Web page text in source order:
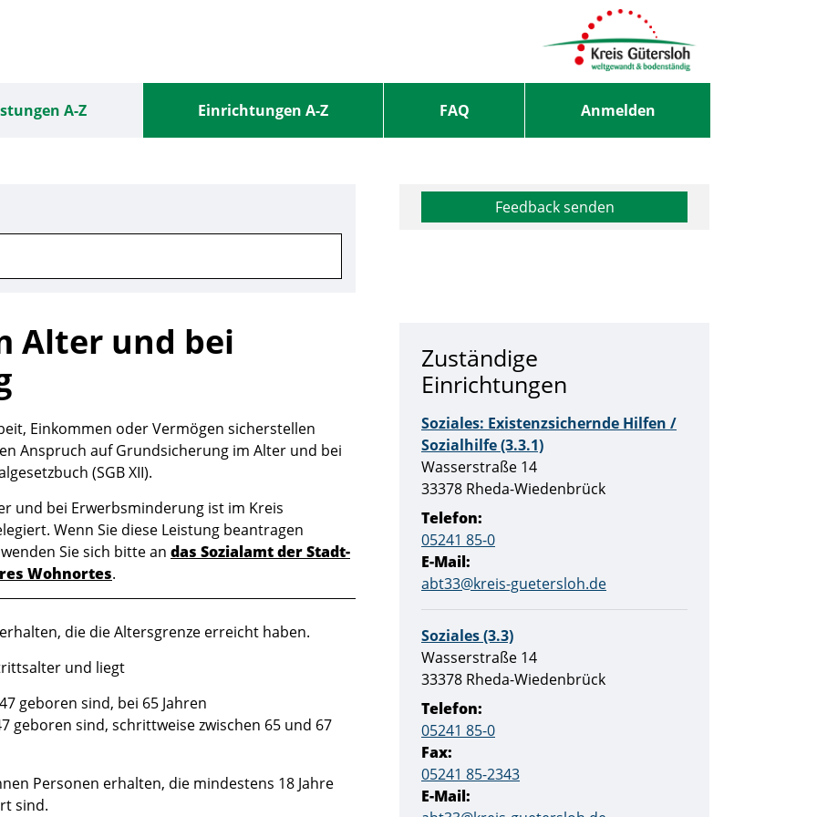
A-Z Einrichtungen A-Z FAQ Anmelden
Feedback senden
Alter und bei
Einkommen oder Vermögen sicherstellen
Anspruch auf Grundsicherung im Alter und bei
(SGB XII).
und bei Erwerbsminderung ist im Kreis
Wenn Sie diese Leistung beantragen
Sie sich bitte an das Sozialamt der Stadt-
Wohnortes.
die die Altersgrenze erreicht haben.
und liegt
geboren sind, bei 65 Jahren
geboren sind, schrittweise zwischen 65 und 67
Personen erhalten, die mindestens 18 Jahre
sind.
Zuständige
Einrichtungen
Soziales: Existenzsichernde Hilfen /
Sozialhilfe (3.3.1)
Straße:
Wasserstraße Hausnummer:
14
PLZ:
33378 Ort:
Rheda-Wiedenbrück
Telefon:
05241 85-0
E-Mail:
abt33@kreis-guetersloh.de
Soziales (3.3)
Straße:
Wasserstraße Hausnummer:
14
PLZ:
33378 Ort:
Rheda-Wiedenbrück
Telefon:
05241 85-0
Fax:
05241 85-2343
E-Mail: